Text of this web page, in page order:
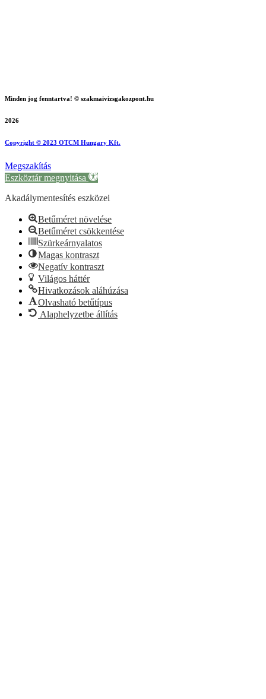
Minden jog fenntartva! © szakmaivizsgakozpont.hu
2026
Copyright © 2023 OTCM Hungary Kft.
Megszakítás
Eszköztár megnyitása
Akadálymentesítés eszközei
Betűméret növelése
Betűméret csökkentése
Szürkeárnyalatos
Magas kontraszt
Negatív kontraszt
Világos háttér
Hivatkozások aláhúzása
Olvasható betűtípus
Alaphelyzetbe állítás